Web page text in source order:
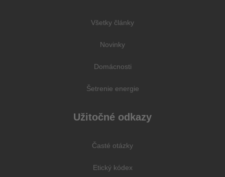
Všetky články
Novinky
Domácnosti
Šetrenie energie
Užitočné odkazy
Časté otázky
Etický kódex